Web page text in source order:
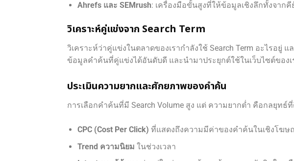
Ahrefs และ SEMrush: เครื่องมือขั้นสูงที่ให้ข้อมูลเชิงลึกทั้งจากคี
วิเคราะห์คู่แข่งจาก Search Term
วิเคราะห์ว่าคู่แข่งในตลาดของเรากำลังใช้ Search Term อะไรอยู่
ข้อมูลคำค้นที่คู่แข่งได้อันดับดี และนำมาประยุกต์ใช้ในเว็บไซต์ของเ
ประเมินความยากและศักยภาพของคำค้น
การเลือกคำค้นที่มี Search Volume สูง แต่ ความยากต่ำ คือกลยุท
CPC (Cost Per Click) ที่แสดงถึงความมีค่าของคำค้นในเชิงโฆษ
Trend ความนิยม ในช่วงเวลา